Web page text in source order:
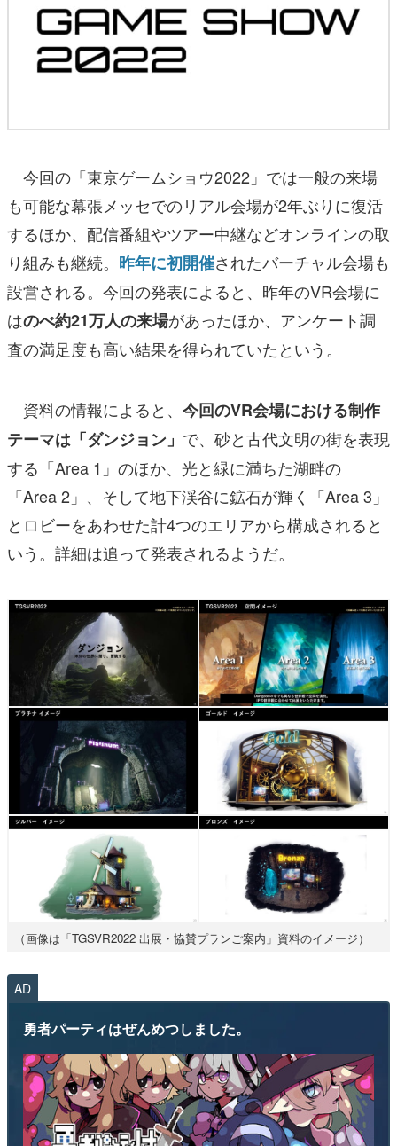
今回の「東京ゲームショウ2022」では一般の来場
も可能な幕張メッセでのリアル会場が2年ぶりに復活
するほか、配信番組やツアー中継などオンラインの取
り組みも継続。 昨年に初開催されたバーチャル会場も
設営される。今回の発表によると、昨年のVR会場に
はのべ約21万人の来場があったほか、アンケート調
査の満足度も高い結果を得られていたという。
資料の情報によると、 今回のVR会場における制作
テーマは「ダンジョン」 で、砂と古代文明の街を表現
する「Area 1」のほか、光と緑に満ちた湖畔の
「Area 2」、そして地下渓谷に鉱石が輝く「Area 3」
とロビーをあわせた計4つのエリアから構成されると
いう。詳細は追って発表されるようだ。
（画像は「TGSVR2022 出展・協賛プランご案内」資料のイメージ）
AD
勇者パーティはぜんめつしました。